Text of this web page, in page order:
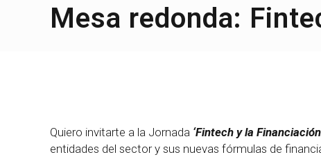
Mesa redonda:
Quiero invitarte a la Jornada ‘Fintech y la
entidades del sector y sus nuevas fórmulas de